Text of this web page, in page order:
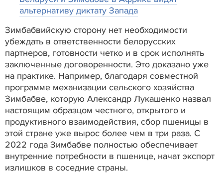
альтернативу диктату Запада
Зимбабвийскую сторону нет необходимости
убеждать в ответственности белорусских
партнеров, готовности четко и в срок исполнять
заключенные договоренности. Это доказано уже
на практике. Например, благодаря совместной
программе механизации сельского хозяйства
Зимбабве, которую Александр Лукашенко назвал
настоящим образцом честного, открытого и
продуктивного взаимодействия, сбор пшеницы в
этой стране уже вырос более чем в три раза. С
2022 года Зимбабве полностью обеспечивает
внутренние потребности в пшенице, начат экспорт
излишков в соседние страны.